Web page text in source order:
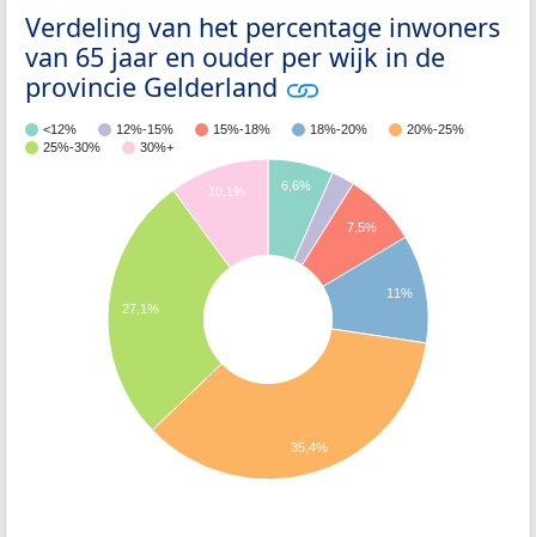
Verdeling van het percentage inwoners
van 65 jaar en ouder per wijk in de
provincie Gelderland
<12% 12%-15% 15%-18% 18%-20%
20%-25%
25%-30%
30%+
6,6%
7,5%
11%
10,1%
27,1%
35,4%